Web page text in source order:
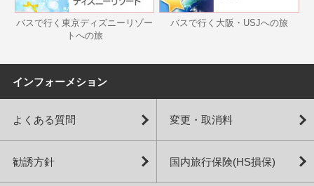
バスで行く東京ディズニーリゾー
トへの旅
バスで行く大阪・USJへの旅
インフォーメション
よくある質問 変更・取消料
勧誘方針 国内旅行保険(HS損保)